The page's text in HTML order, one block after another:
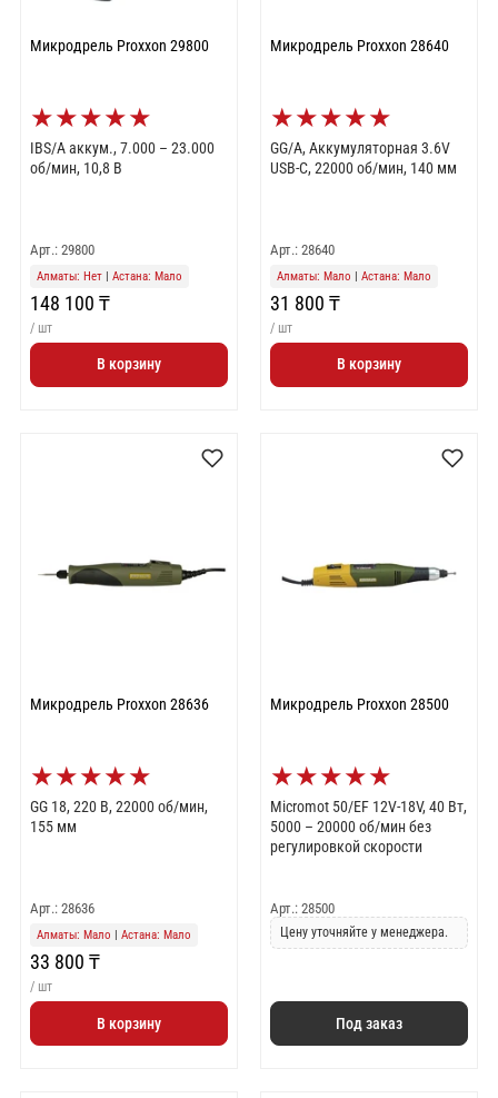
Микродрель Proxxon 29800
★★★★★
IBS/A аккум., 7.000 – 23.000
об/мин, 10,8 В
Арт.: 29800
Алматы: Нет| Астана: Мало
148 100 ₸
/ шт
В корзину
Микродрель Proxxon 28640
★★★★★
GG/A, Аккумуляторная 3.6V
USB-C, 22000 об/мин, 140 мм
Арт.: 28640
Алматы: Мало | Астана: Мало
31 800 ₸
/ шт
В корзину
Микродрель Proxxon 28636
★★★★★
GG 18, 220 В, 22000 об/мин,
155 мм
Арт.: 28636
Алматы: Мало Астана: Мало
33 800 ₸
/ шт
В корзину
Микродрель Proxxon 28500
★★★★★
Micromot 50/ЕF 12V-18V, 40 Вт,
5000 – 20000 об/мин без
регулировкой скорости
Арт.: 28500
Цену уточняйте у менеджера.
Под заказ